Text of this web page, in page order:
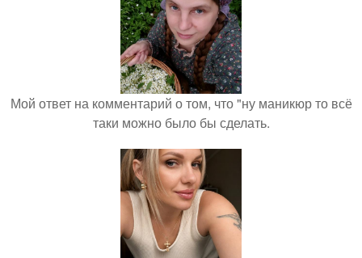
Мой ответ на комментарий о том, что "ну маникюр то всё
таки можно было бы сделать.